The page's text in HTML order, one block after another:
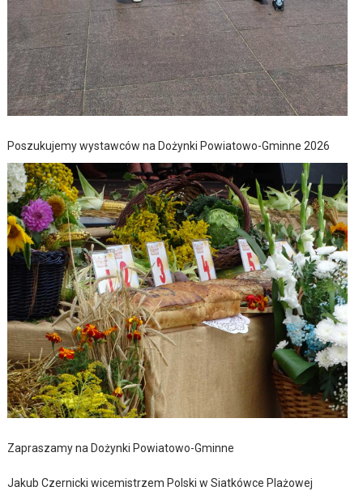
Poszukujemy wystawców na Dożynki Powiatowo-Gminne 2026
Zapraszamy na Dożynki Powiatowo-Gminne
Jakub Czernicki wicemistrzem Polski w Siatkówce Plażowej